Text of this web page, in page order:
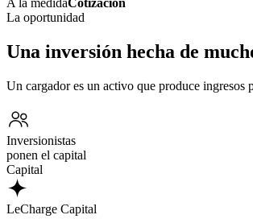
A la medidaCotización
La oportunidad
Una inversión hecha de
Un cargador es un activo que produce ingresos
Inversionistas
ponen el capital
Capital
LeCharge Capital